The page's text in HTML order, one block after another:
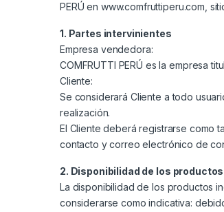
PERÚ en www.comfruttiperu.com,
1. Partes intervinientes
Empresa vendedora:
COMFRUTTI PERÚ es la empresa
Cliente:
Se considerará Cliente a todo
realización.
El Cliente deberá registrarse como
contacto y correo electrónico de
2. Disponibilidad de los productos
La disponibilidad de los productos
considerarse como indicativa: